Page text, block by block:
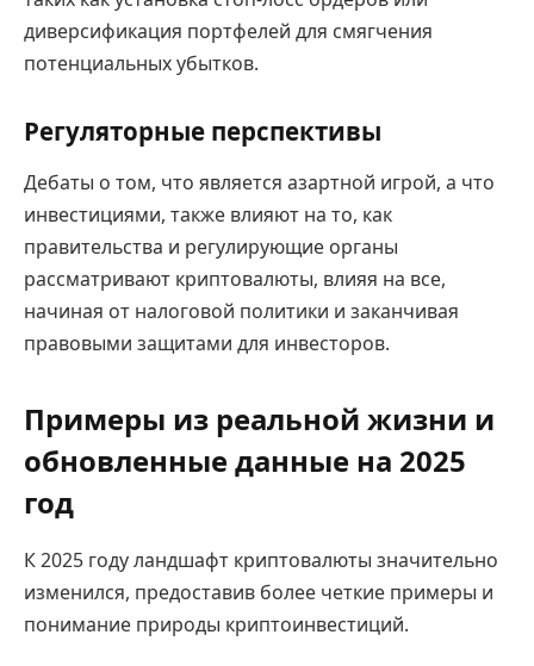
диверсификация портфелей для смягчения
потенциальных убытков.
Регуляторные перспективы
Дебаты о том, что является азартной игрой, а что
инвестициями, также влияют на то, как
правительства и регулирующие органы
рассматривают криптовалюты, влияя на все,
начиная от налоговой политики и заканчивая
правовыми защитами для инвесторов.
Примеры из реальной жизни и
обновленные данные на 2025
год
К 2025 году ландшафт криптовалюты значительно
изменился, предоставив более четкие примеры и
понимание природы криптоинвестиций.